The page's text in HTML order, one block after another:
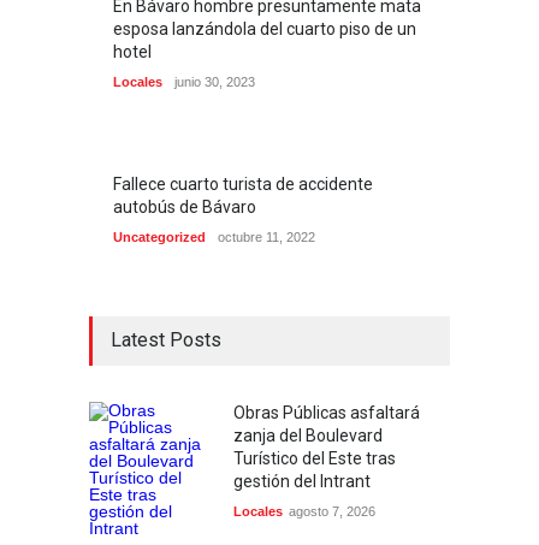
En Bávaro hombre presuntamente mata
esposa lanzándola del cuarto piso de un
hotel
Locales junio 30, 2023
Fallece cuarto turista de accidente
autobús de Bávaro
Uncategorized octubre 11, 2022
Latest Posts
Obras Públicas asfaltará
zanja del Boulevard
Turístico del Este tras
gestión del Intrant
Locales agosto 7, 2026